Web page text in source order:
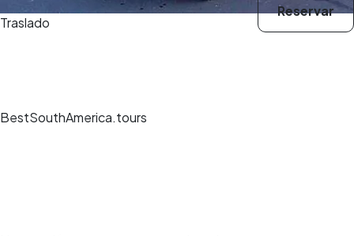
Traslado
Reservar
BestSouthAmerica.tours